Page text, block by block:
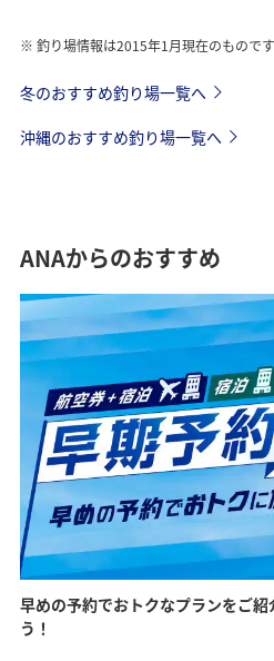
釣り場情報は2015年1月現在のものです
冬のおすすめ釣り場一覧へ
沖縄のおすすめ釣り場一覧へ
ANAからのおすすめ
早めの予約でおトクなプランをご紹
う！